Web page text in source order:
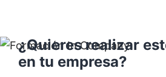
¿Quieres realizar
en tu empresa?